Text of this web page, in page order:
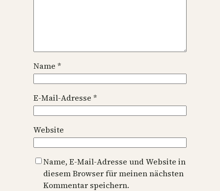
Name *
E-Mail-Adresse *
Website
Name, E-Mail-Adresse und Website in
diesem Browser für meinen nächsten
Kommentar speichern.